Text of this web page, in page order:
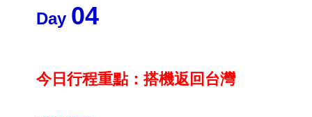
Day 04
今日行程重點：搭機返回台灣